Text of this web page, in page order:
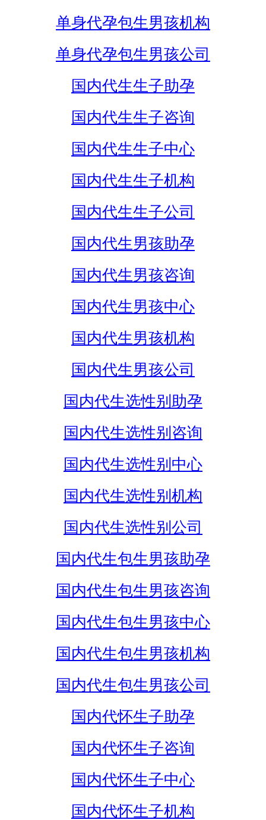
单身代孕包生男孩机构
单身代孕包生男孩公司
国内代生生子助孕
国内代生生子咨询
国内代生生子中心
国内代生生子机构
国内代生生子公司
国内代生男孩助孕
国内代生男孩咨询
国内代生男孩中心
国内代生男孩机构
国内代生男孩公司
国内代生选性别助孕
国内代生选性别咨询
国内代生选性别中心
国内代生选性别机构
国内代生选性别公司
国内代生包生男孩助孕
国内代生包生男孩咨询
国内代生包生男孩中心
国内代生包生男孩机构
国内代生包生男孩公司
国内代怀生子助孕
国内代怀生子咨询
国内代怀生子中心
国内代怀生子机构